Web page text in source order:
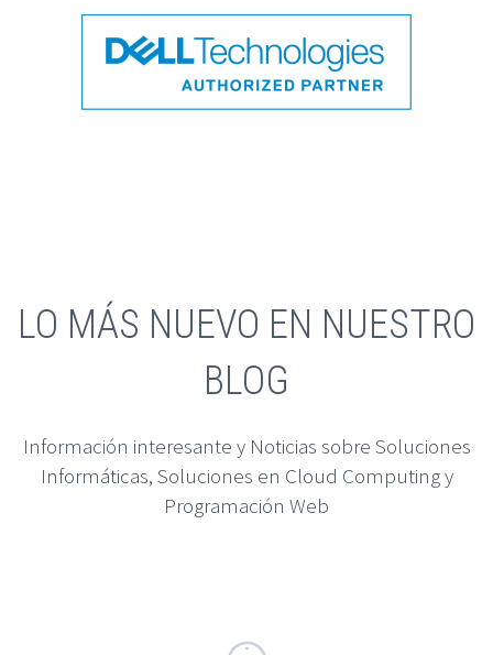
LO MÁS NUEVO EN NUESTRO
BLOG
Información interesante y Noticias sobre Soluciones
Informáticas, Soluciones en Cloud Computing y
Programación Web